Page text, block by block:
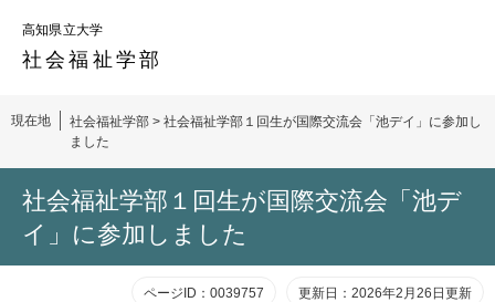
頭
す。
飛
し
へ
高知県立大学
社会福祉 学部
現在地 社会福祉学部 > 社会福祉学部１回生が国際交流会「池デイ」に参加し
ました
社会福祉学部１回生が国際交流会「池デ
イ」に参加しました
ページID：0039757 更新日：2026年2月26日更新